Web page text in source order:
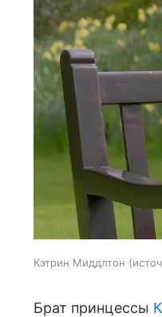
Кэтрин Миддлтон
Брат принцессы